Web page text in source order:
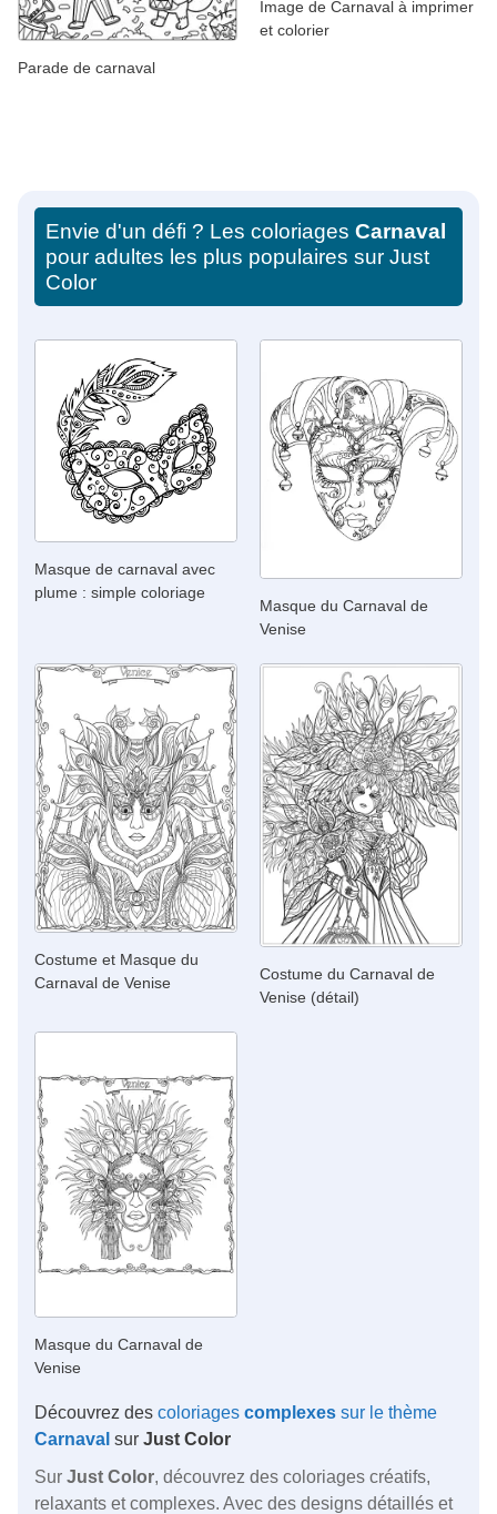
Parade de carnaval
Image de Carnaval à imprimer
et colorier
Envie d'un défi ? Les coloriages Carnaval
pour adultes les plus populaires sur Just
Color
Masque de carnaval avec
plume : simple coloriage
Masque du Carnaval de
Venise
Costume et Masque du
Carnaval de Venise
Costume du Carnaval de
Venise (détail)
Masque du Carnaval de
Venise
Découvrez des coloriages complexes sur le thème
Carnaval sur Just Color
Sur Just Color, découvrez des coloriages créatifs,
relaxants et complexes. Avec des designs détaillés et